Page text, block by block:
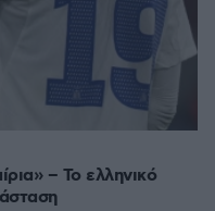
– Το ελληνικό